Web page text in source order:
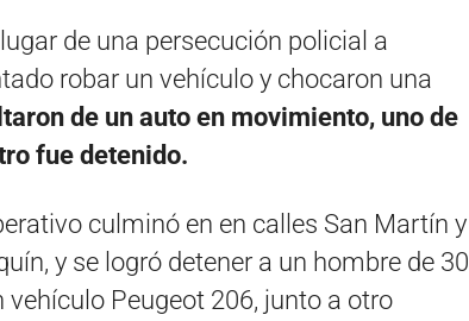
de una persecución policial a
robar un vehículo y chocaron una
de un auto en movimiento, uno de
fue detenido.
culminó en en calles San Martín y
y se logró detener a un hombre de 30
vehículo Peugeot 206, junto a otro